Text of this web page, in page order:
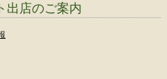
出店のご案内